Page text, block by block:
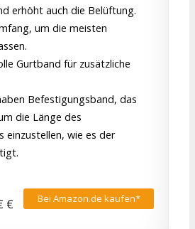
erhöht auch die Belüftung.
um die meisten
Gurtband für zusätzliche
Befestigungsband, das
die Länge des
einzustellen, wie es der
Bei Amazon.de kaufen*
€